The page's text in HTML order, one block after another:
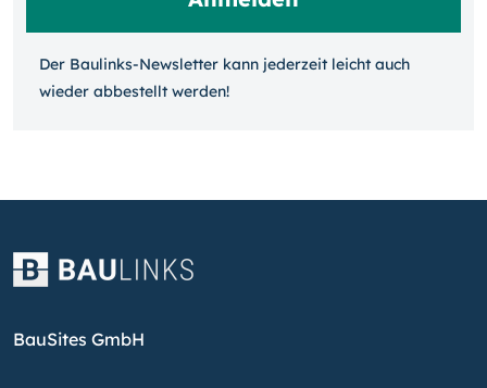
Der Baulinks-Newsletter kann jeder­zeit leicht auch
wieder ab­bestellt werden!
BauSites GmbH